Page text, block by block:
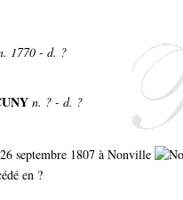
1770 - d. ?
n. ? - d. ?
septembre 1807 à Nonville
en ?